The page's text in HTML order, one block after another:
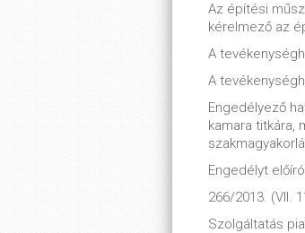
Az építési
kérelmező az
A
A
Engedélyező
kamara titkára,
Engedélyt
266/2013. (VII.
Szolgáltatás